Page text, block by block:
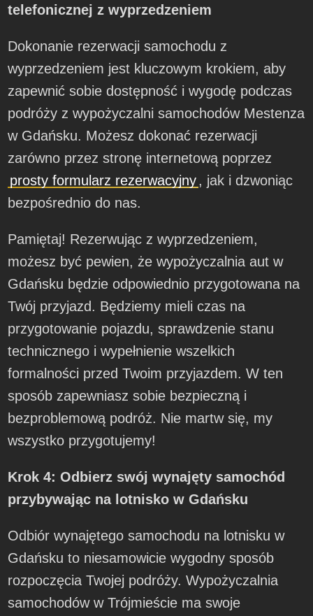
telefonicznej z wyprzedzeniem
Dokonanie rezerwacji samochodu z
wyprzedzeniem jest kluczowym krokiem, aby
zapewnić sobie dostępność i wygodę podczas
podróży z wypożyczalni samochodów Mestenza
w Gdańsku. Możesz dokonać rezerwacji
zarówno przez stronę internetową poprzez
prosty formularz rezerwacyjny, jak i dzwoniąc
bezpośrednio do nas.
Pamiętaj! Rezerwując z wyprzedzeniem,
możesz być pewien, że wypożyczalnia aut w
Gdańsku będzie odpowiednio przygotowana na
Twój przyjazd. Będziemy mieli czas na
przygotowanie pojazdu, sprawdzenie stanu
technicznego i wypełnienie wszelkich
formalności przed Twoim przyjazdem. W ten
sposób zapewniasz sobie bezpieczną i
bezproblemową podróż. Nie martw się, my
wszystko przygotujemy!
Krok 4: Odbierz swój wynajęty samochód
przybywając na lotnisko w Gdańsku
Odbiór wynajętego samochodu na lotnisku w
Gdańsku to niesamowicie wygodny sposób
rozpoczęcia Twojej podróży. Wypożyczalnia
samochodów w Trójmieście ma swoje